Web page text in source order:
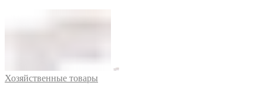
Хозяйственные товары